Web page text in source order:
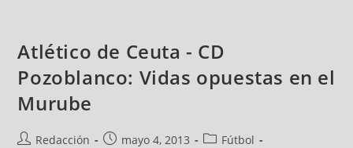
Atlético de Ceuta - CD
Pozoblanco: Vidas opuestas en el
Murube
Redacción mayo 4, 2013
Fútbol